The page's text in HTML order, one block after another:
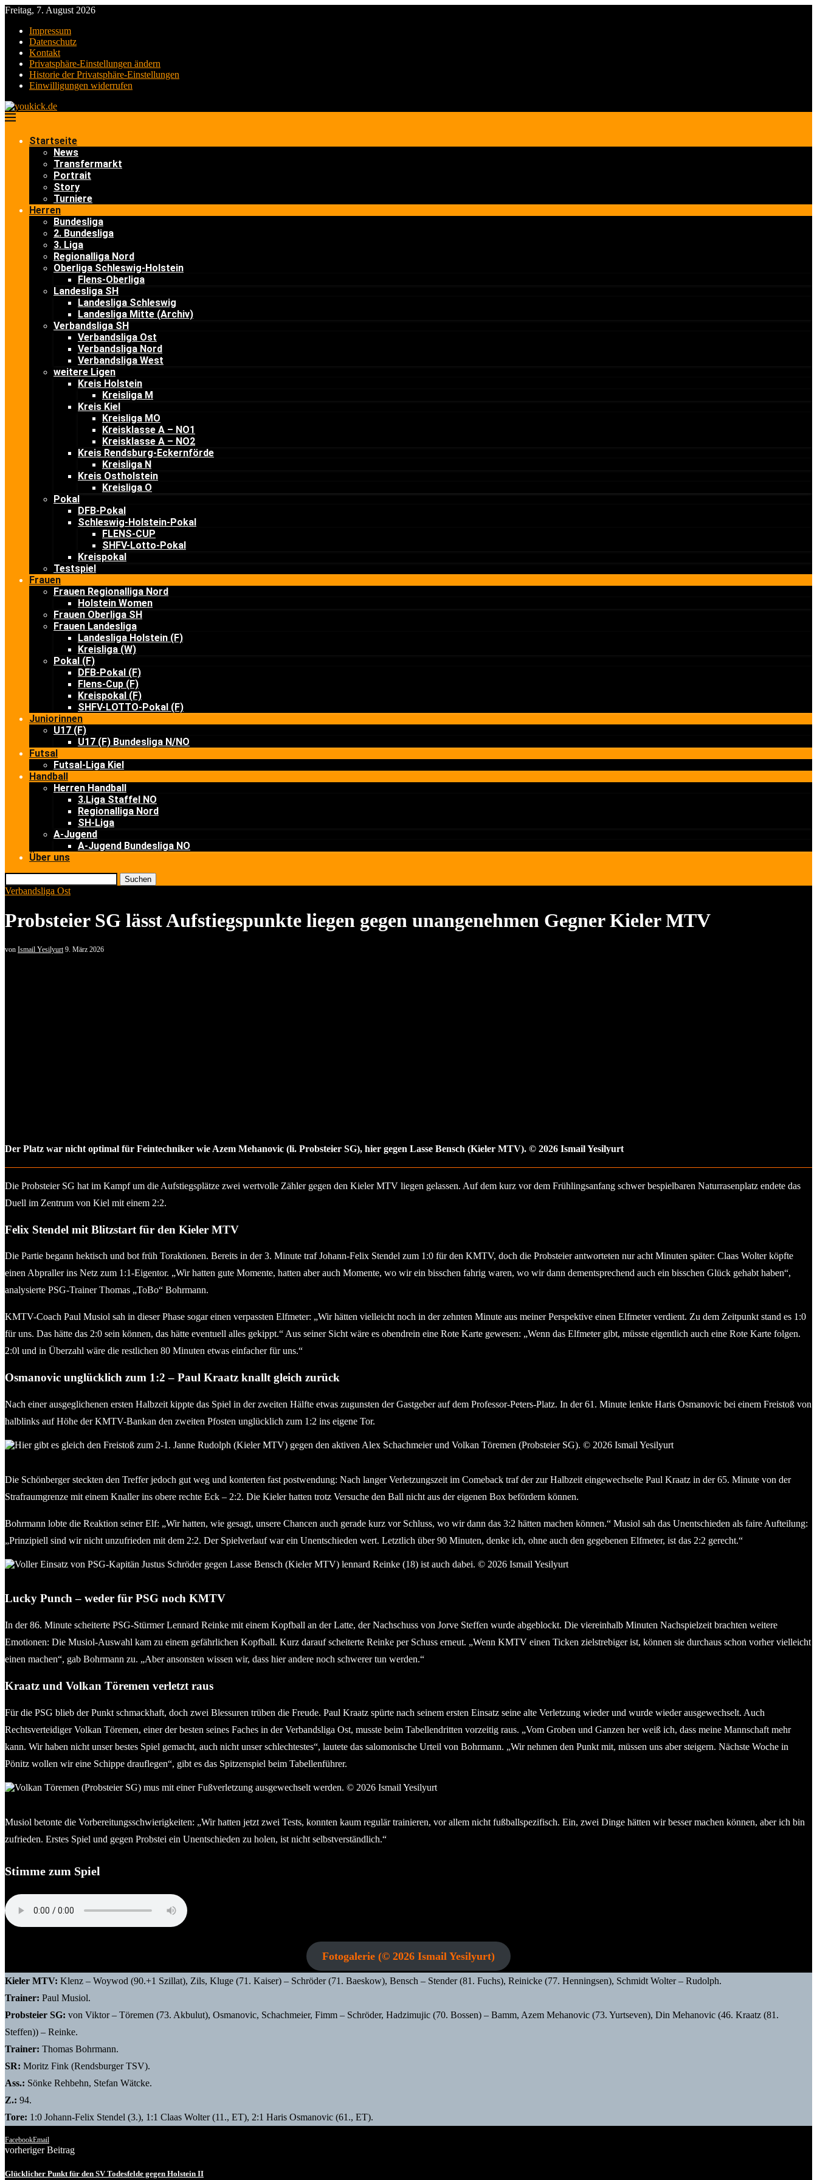
Freitag, 7. August 2026
Impressum
Datenschutz
Kontakt
Privatsphäre-Einstellungen ändern
Historie der Privatsphäre-Einstellungen
Einwilligungen widerrufen
Startseite
News
Transfermarkt
Portrait
Story
Turniere
Herren
Bundesliga
2. Bundesliga
3. Liga
Regionalliga Nord
Oberliga Schleswig-Holstein
Flens-Oberliga
Landesliga SH
Landesliga Schleswig
Landesliga Mitte (Archiv)
Verbandsliga SH
Verbandsliga Ost
Verbandsliga Nord
Verbandsliga West
weitere Ligen
Kreis Holstein
Kreisliga M
Kreis Kiel
Kreisliga MO
Kreisklasse A – NO1
Kreisklasse A – NO2
Kreis Rendsburg-Eckernförde
Kreisliga N
Kreis Ostholstein
Kreisliga O
Pokal
DFB-Pokal
Schleswig-Holstein-Pokal
FLENS-CUP
SHFV-Lotto-Pokal
Kreispokal
Testspiel
Frauen
Frauen Regionalliga Nord
Holstein Women
Frauen Oberliga SH
Frauen Landesliga
Landesliga Holstein (F)
Kreisliga (W)
Pokal (F)
DFB-Pokal (F)
Flens-Cup (F)
Kreispokal (F)
SHFV-LOTTO-Pokal (F)
Juniorinnen
U17 (F)
U17 (F) Bundesliga N/NO
Futsal
Futsal-Liga Kiel
Handball
Herren Handball
3.Liga Staffel NO
Regionalliga Nord
SH-Liga
A-Jugend
A-Jugend Bundesliga NO
Über uns
Suchen
Verbandsliga Ost
Probsteier SG lässt Aufstiegspunkte liegen gegen unangenehmen Gegner Kieler MTV
von Ismail Yesilyurt 9. März 2026
Der Platz war nicht optimal für Feintechniker wie Azem Mehanovic (li. Probsteier SG), hier gegen Lasse Bensch (Kieler MTV). © 2026 Ismail Yesilyurt
Die Probsteier SG hat im Kampf um die Aufstiegsplätze zwei wertvolle Zähler gegen den Kieler MTV liegen gelassen. Auf dem kurz vor dem Frühlingsanfang schwer bespielbaren Naturrasenplatz endete das
Duell im Zentrum von Kiel mit einem 2:2.
Felix Stendel mit Blitzstart für den Kieler MTV
Die Partie begann hektisch und bot früh Toraktionen. Bereits in der 3. Minute traf Johann-Felix Stendel zum 1:0 für den KMTV, doch die Probsteier antworteten nur acht Minuten später: Claas Wolter köpfte
einen Abpraller ins Netz zum 1:1-Eigentor. „Wir hatten gute Momente, hatten aber auch Momente, wo wir ein bisschen fahrig waren, wo wir dann dementsprechend auch ein bisschen Glück gehabt haben“,
analysierte PSG-Trainer Thomas „ToBo“ Bohrmann.
KMTV-Coach Paul Musiol sah in dieser Phase sogar einen verpassten Elfmeter: „Wir hätten vielleicht noch in der zehnten Minute aus meiner Perspektive einen Elfmeter verdient. Zu dem Zeitpunkt stand es 1:0
für uns. Das hätte das 2:0 sein können, das hätte eventuell alles gekippt.“ Aus seiner Sicht wäre es obendrein eine Rote Karte gewesen: „Wenn das Elfmeter gibt, müsste eigentlich auch eine Rote Karte folgen.
2:0l und in Überzahl wäre die restlichen 80 Minuten etwas einfacher für uns.“
Osmanovic unglücklich zum 1:2 – Paul Kraatz knallt gleich zurück
Nach einer ausgeglichenen ersten Halbzeit kippte das Spiel in der zweiten Hälfte etwas zugunsten der Gastgeber auf dem Professor-Peters-Platz. In der 61. Minute lenkte Haris Osmanovic bei einem Freistoß von
halblinks auf Höhe der KMTV-Bankan den zweiten Pfosten unglücklich zum 1:2 ins eigene Tor.
Die Schönberger steckten den Treffer jedoch gut weg und konterten fast postwendung: Nach langer Verletzungszeit im Comeback traf der zur Halbzeit eingewechselte Paul Kraatz in der 65. Minute von der
Strafraumgrenze mit einem Knaller ins obere rechte Eck – 2:2. Die Kieler hatten trotz Versuche den Ball nicht aus der eigenen Box befördern können.
Bohrmann lobte die Reaktion seiner Elf: „Wir hatten, wie gesagt, unsere Chancen auch gerade kurz vor Schluss, wo wir dann das 3:2 hätten machen können.“ Musiol sah das Unentschieden als faire Aufteilung:
„Prinzipiell sind wir nicht unzufrieden mit dem 2:2. Der Spielverlauf war ein Unentschieden wert. Letztlich über 90 Minuten, denke ich, ohne auch den gegebenen Elfmeter, ist das 2:2 gerecht.“
Lucky Punch – weder für PSG noch KMTV
In der 86. Minute scheiterte PSG-Stürmer Lennard Reinke mit einem Kopfball an der Latte, der Nachschuss von Jorve Steffen wurde abgeblockt. Die viereinhalb Minuten Nachspielzeit brachten weitere
Emotionen: Die Musiol-Auswahl kam zu einem gefährlichen Kopfball. Kurz darauf scheiterte Reinke per Schuss erneut. „Wenn KMTV einen Ticken zielstrebiger ist, können sie durchaus schon vorher vielleicht
einen machen“, gab Bohrmann zu. „Aber ansonsten wissen wir, dass hier andere noch schwerer tun werden.“
Kraatz und Volkan Töremen verletzt raus
Für die PSG blieb der Punkt schmackhaft, doch zwei Blessuren trüben die Freude. Paul Kraatz spürte nach seinem ersten Einsatz seine alte Verletzung wieder und wurde wieder ausgewechselt. Auch
Rechtsverteidiger Volkan Töremen, einer der besten seines Faches in der Verbandsliga Ost, musste beim Tabellendritten vorzeitig raus. „Vom Groben und Ganzen her weiß ich, dass meine Mannschaft mehr
kann. Wir haben nicht unser bestes Spiel gemacht, auch nicht unser schlechtestes“, lautete das salomonische Urteil von Bohrmann. „Wir nehmen den Punkt mit, müssen uns aber steigern. Nächste Woche in
Pönitz wollen wir eine Schippe drauflegen“, gibt es das Spitzenspiel beim Tabellenführer.
Musiol betonte die Vorbereitungsschwierigkeiten: „Wir hatten jetzt zwei Tests, konnten kaum regulär trainieren, vor allem nicht fußballspezifisch. Ein, zwei Dinge hätten wir besser machen können, aber ich bin
zufrieden. Erstes Spiel und gegen Probstei ein Unentschieden zu holen, ist nicht selbstverständlich.“
Stimme zum Spiel
Fotogalerie (© 2026 Ismail Yesilyurt)
Kieler MTV: Klenz – Woywod (90.+1 Szillat), Zils, Kluge (71. Kaiser) – Schröder (71. Baeskow), Bensch – Stender (81. Fuchs), Reinicke (77. Henningsen), Schmidt Wolter – Rudolph.
Trainer: Paul Musiol.
Probsteier SG: von Viktor – Töremen (73. Akbulut), Osmanovic, Schachmeier, Fimm – Schröder, Hadzimujic (70. Bossen) – Bamm, Azem Mehanovic (73. Yurtseven), Din Mehanovic (46. Kraatz (81.
Steffen)) – Reinke.
Trainer: Thomas Bohrmann.
SR: Moritz Fink (Rendsburger TSV).
Ass.: Sönke Rehbehn, Stefan Wätcke.
Z.: 94.
Tore: 1:0 Johann-Felix Stendel (3.), 1:1 Claas Wolter (11., ET), 2:1 Haris Osmanovic (61., ET).
FacebookEmail
vorheriger Beitrag
Glücklicher Punkt für den SV Todesfelde gegen Holstein II